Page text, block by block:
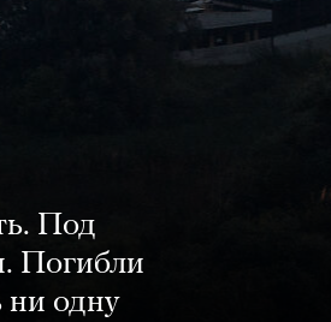
Под
Погибли
ни одну